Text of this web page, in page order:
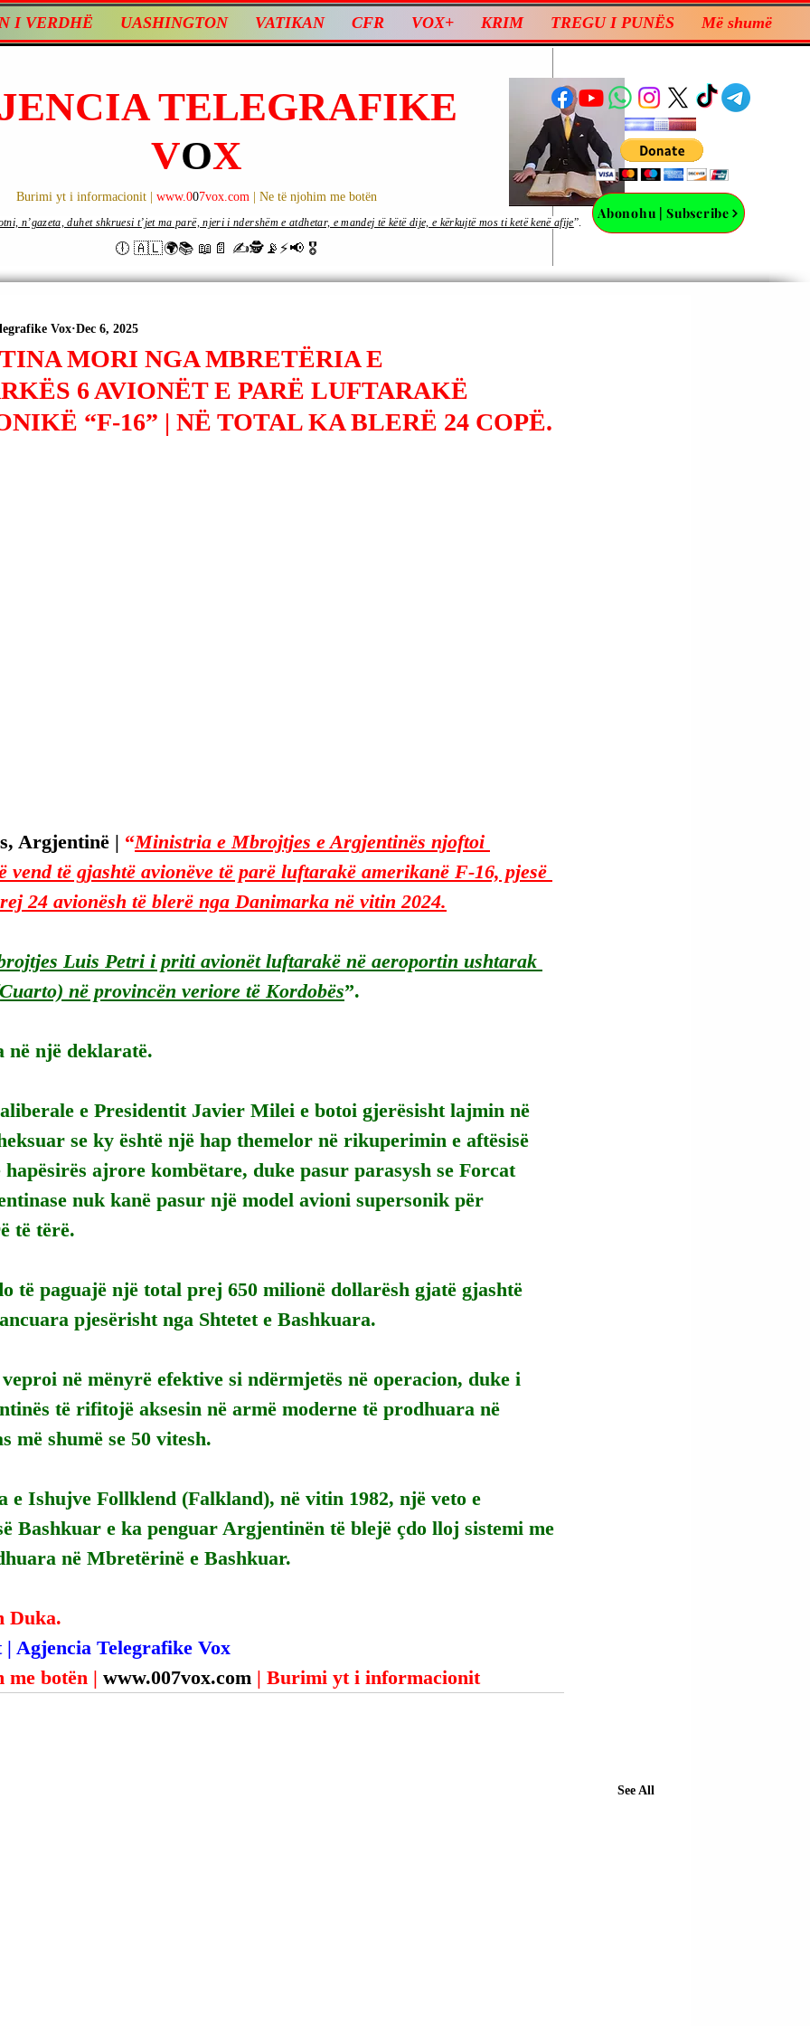
I VERDHË UASHINGTON VATIKAN CFR VOX+ KRIM TREGU I PUNËS Më shumë
TELEGRAFIKE
VOX
Burimi yt i informacionit | www.007vox.com | Ne të njohim me botën
🕕 🇦🇱🌍📚 📖📄 ✍🕵️📡⚡️📢 🎖
Abonohu | Subscribe
n’gazeta, duhet shkruesi t’jet ma parë, njeri i ndershëm e atdhetar, e mandej të këtë dije, e kërkujtë mos ti ketë kenë afije”.
MORI NGA MBRETËRIA E
6 AVIONËT E PARË LUFTARAKË
“F-16” | NË TOTAL KA BLERË 24 COPË.
Vox Dec 6, 2025
Argjentinë | “Ministria e Mbrojtjes e Argjentinës njoftoi
vend të gjashtë avionëve të parë luftarakë amerikanë F-16, pjesë
24 avionësh të blerë nga Danimarka në vitin 2024.
Luis Petri i priti avionët luftarakë në aeroportin ushtarak
në provincën veriore të Kordobës”.
në një deklaratë.
e Presidentit Javier Milei e botoi gjerësisht lajmin në
se ky është një hap themelor në rikuperimin e aftësisë
hapësirës ajrore kombëtare, duke pasur parasysh se Forcat
nuk kanë pasur një model avioni supersonik për
të tërë.
të paguajë një total prej 650 milionë dollarësh gjatë gjashtë
pjesërisht nga Shtetet e Bashkuara.
në mënyrë efektive si ndërmjetës në operacion, duke i
të rifitojë aksesin në armë moderne të prodhuara në
më shumë se 50 vitesh.
e Ishujve Follklend (Falkland), në vitin 1982, një veto e
Bashkuar e ka penguar Argjentinën të blejë çdo lloj sistemi me
në Mbretërinë e Bashkuar.
Duka.
Agjencia Telegrafike Vox
me botën | www.007vox.com | Burimi yt i informacionit
See All